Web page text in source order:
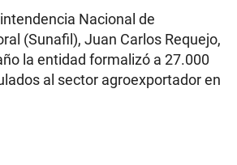
Nacional de
(Sunafil), Juan Carlos Requejo,
la entidad formalizó a 27.000
al sector agroexportador en